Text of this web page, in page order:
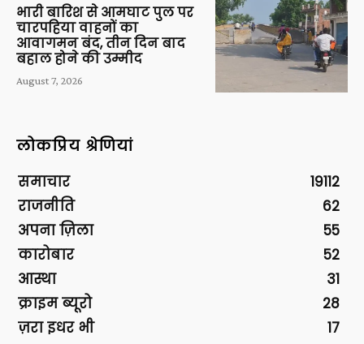
भारी बारिश से आमघाट पुल पर
चारपहिया वाहनों का
आवागमन बंद, तीन दिन बाद
बहाल होने की उम्मीद
August 7, 2026
लोकप्रिय श्रेणियां
समाचार
19112
राजनीति
62
अपना ज़िला
55
कारोबार
52
आस्था
31
क्राइम ब्यूरो
28
ज़रा इधर भी
17